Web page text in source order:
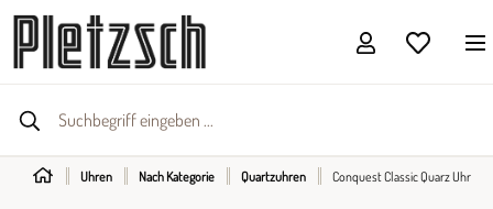
Uhren Nach Kategorie Quartzuhren Conquest Classic Quarz Uhr